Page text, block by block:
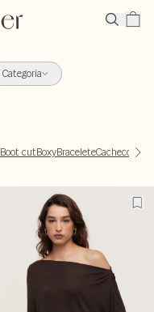
Categoria
Boot cutBoxyBraceleteCachecoeur